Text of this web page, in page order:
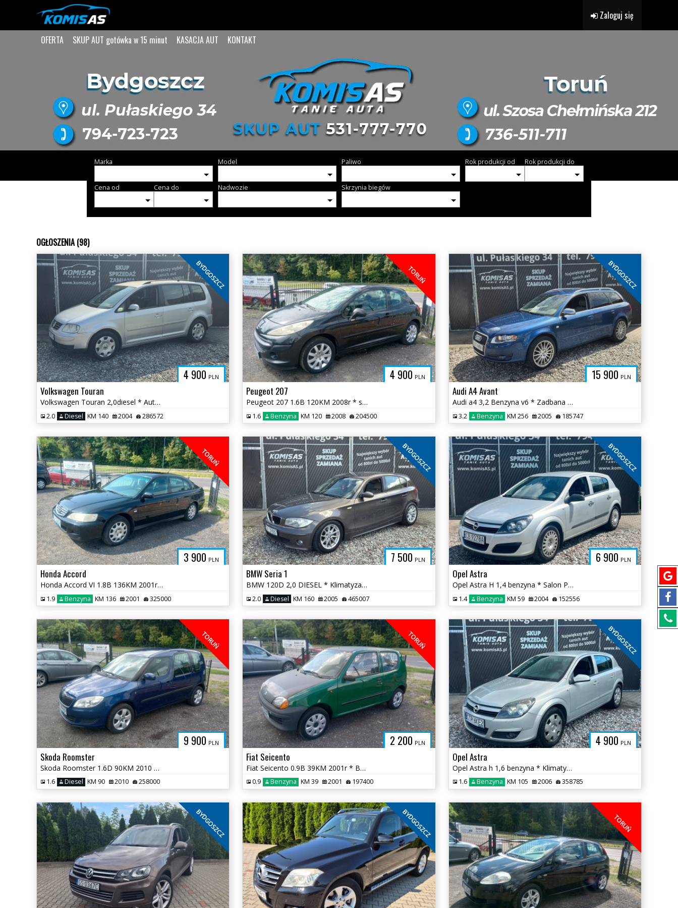
Zaloguj się
OFERTA SKUP AUT gotówka w 15 minut KASACJA AUT KONTAKT
Marka Model Paliwo Rok produkcji od Rok produkcji do
Cena od Cena do Nadwozie Skrzynia biegów
OGŁOSZENIA (98)
4 900 PLN
BYDGOSZCZ
Volkswagen Touran
Volkswagen Touran 2,0diesel * Automat DSG * Klimatyzacja * Bydgoszcz
2.0 Diesel KM 140 2004 286572
4 900 PLN
TORUŃ
Peugeot 207
Peugeot 207 1.6B 120KM 2008r * sprawna klima radio felgi alu * TORUŃ
1.6 Benzyna KM 120 2008 204500
15 900 PLN
BYDGOSZCZ
Audi A4 Avant
Audi a4 3,2 Benzyna v6 * Zadbana Automat * Szwajcaria * Niski przebieg
3.2 Benzyna KM 256 2005 185747
3 900 PLN
TORUŃ
Honda Accord
Honda Accord VI 1.8B 136KM 2001r * salon PL sprawna klima * TORUŃ
1.9 Benzyna KM 136 2001 325000
7 500 PLN
BYDGOSZCZ
BMW Seria 1
BMW 120D 2,0 DIESEL * Klimatyzacja Skóry Elektryka * Gotowe do jazdy
2.0 Diesel KM 160 2005 465007
6 900 PLN
BYDGOSZCZ
Opel Astra
Opel Astra H 1,4 benzyna * Salon Polska 1 właściciel od nowości *
1.4 Benzyna KM 59 2004 152556
9 900 PLN
TORUŃ
Skoda Roomster
Skoda Roomster 1.6D 90KM 2010 * salon PL klima opony wielos * TORUŃ
1.6 Diesel KM 90 2010 258000
2 200 PLN
TORUŃ
Fiat Seicento
Fiat Seicento 0.9B 39KM 2001r * BT na rok * TORUŃ
0.9 Benzyna KM 39 2001 197400
4 900 PLN
BYDGOSZCZ
Opel Astra
Opel Astra h 1,6 benzyna * Klimatyzacja Zadbane wnętrze * Bydgoszcz
1.6 Benzyna KM 105 2006 358785
BYDGOSZCZ BYDGOSZCZ TORUŃ